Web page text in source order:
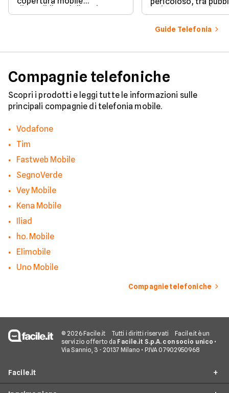
disponibile e dalle esigenze
di casa o lavoro.
insistente e veri e
tentativi di truffa.
come il tuo numero
nelle mani dei call
efficaci per
riconoscere i
pericolo e a usare gli
strumenti giusti per
bloccare finalmente
contatti
Guide Telefonia
Compagnie telefoniche
Scopri i prodotti e leggi tutte le informazioni sulle
principali compagnie di telefonia mobile.
Vodafone
Tim
Fastweb Mobile
SegnoVerde
Vey Mobile
Kena Mobile
Iliad
ho. Mobile
Elimobile
Uno Mobile
Compagnie telefoniche
© 2026 Facile.it Tutti i diritti riservati
Facile.it è un
servizio offerto da Facile.it S.p.A. con socio unico •
Via Sannio, 3 - 20137 Milano • P.IVA 07902950968
Facile.it